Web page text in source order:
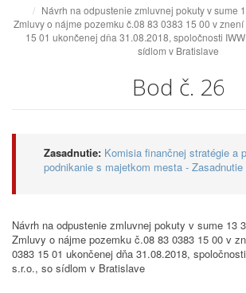
Návrh na odpustenie zmluvnej pokuty v sume
Zmluvy o nájme pozemku č.08 83 0383 15 00 v
15 01 ukončenej dňa 31.08.2018, spoločnosti
sídlom v Bratislave
Bod č. 26
Zasadnutie: Komisia finančnej stratégie a
podnikanie s majetkom mesta - Zasadnutie
Návrh na odpustenie zmluvnej pokuty v sume 13
Zmluvy o nájme pozemku č.08 83 0383 15 00 v
0383 15 01 ukončenej dňa 31.08.2018,
s.r.o., so sídlom v Bratislave